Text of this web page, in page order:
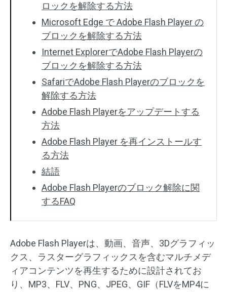
ロックを解除する方法
Microsoft Edge で Adobe Flash Player の
ブロックを解除する方法
Internet ExplorerでAdobe Flash Playerの
ブロックを解除する方法
SafariでAdobe Flash Playerのブロックを
解除する方法
Adobe Flash Playerをアップデートする
方法
Adobe Flash Player を再インストールす
る方法
結語
Adobe Flash Playerのブロック解除に関
するFAQ
Adobe Flash Playerは、動画、音声、3Dグラフィッ
クス、ラスターグラフィックスを含むマルチメデ
ィアコンテンツを再生するために設計されてお
り、MP3、FLV、PNG、JPEG、GIF（FLVをMP4に